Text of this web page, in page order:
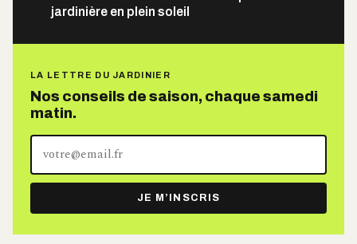
jardinière en plein soleil
LA LETTRE DU JARDINIER
Nos conseils de saison, chaque samedi
matin.
Votre
adresse
e-
mail
JE M’INSCRIS